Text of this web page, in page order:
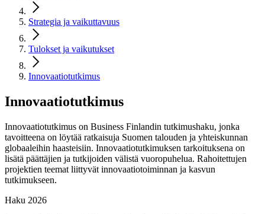
Strategia ja vaikuttavuus
Tulokset ja vaikutukset
Innovaatiotutkimus
Innovaatiotutkimus
Innovaatiotutkimus on Business Finlandin tutkimushaku, jonka
tavoitteena on löytää ratkaisuja Suomen talouden ja yhteiskunnan
globaaleihin haasteisiin. Innovaatiotutkimuksen tarkoituksena on
lisätä päättäjien ja tutkijoiden välistä vuoropuhelua. Rahoitettujen
projektien teemat liittyvät innovaatiotoiminnan ja kasvun
tutkimukseen.
Haku 2026